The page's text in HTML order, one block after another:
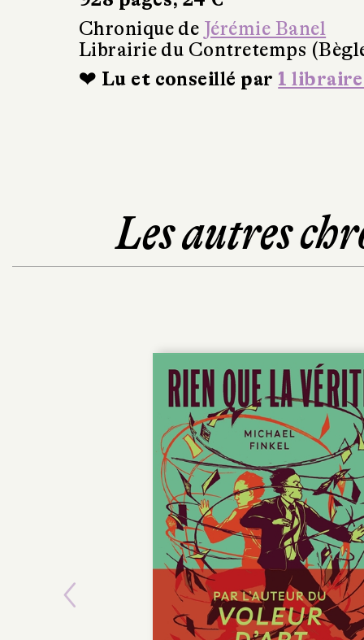
Chronique de Jérémie Banel
Librairie du Contretemps
❤ Lu et conseillé par 1
Les autres
Previous